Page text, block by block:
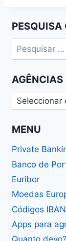
PESQUISA
Pesquisar
por:
AGÊNCIAS
Agências
MENU
Private
Banco de
Euribor
Moedas
Códigos
Apps para